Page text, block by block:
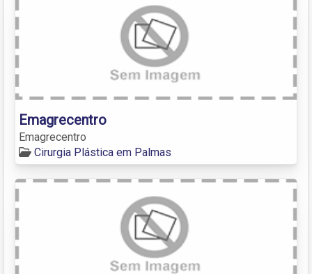
Emagrecentro
Emagrecentro
Cirurgia Plástica em Palmas